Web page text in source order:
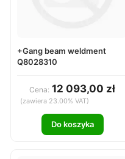
+Gang beam weldment
Q8028310
Cena: 12 093,00 zł
(zawiera 23.00% VAT)
Do koszyka